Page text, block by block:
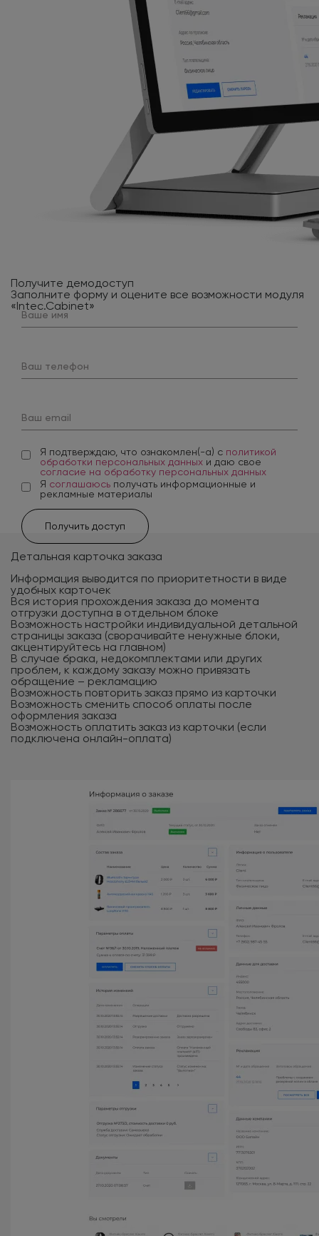
Получите демодоступ
Заполните форму и оцените все возможности модуля
«Intec.Cabinet»
Ваше имя
Ваш телефон
Ваш email
Я подтверждаю, что ознакомлен(-а) с политикой
обработки персональных данных и даю свое
согласие на обработку персональных данных
Я соглашаюсь получать информационные и
рекламные материалы
Получить доступ
Детальная карточка заказа
Информация выводится по приоритетности в виде
удобных карточек
Вся история прохождения заказа до момента
отгрузки доступна в отдельном блоке
Возможность настройки индивидуальной детальной
страницы заказа (сворачивайте ненужные блоки,
акцентируйтесь на главном)
В случае брака, недокомплектами или других
проблем, к каждому заказу можно привязать
обращение – рекламацию
Возможность повторить заказ прямо из карточки
Возможность сменить способ оплаты после
оформления заказа
Возможность оплатить заказ из карточки (если
подключена онлайн-оплата)